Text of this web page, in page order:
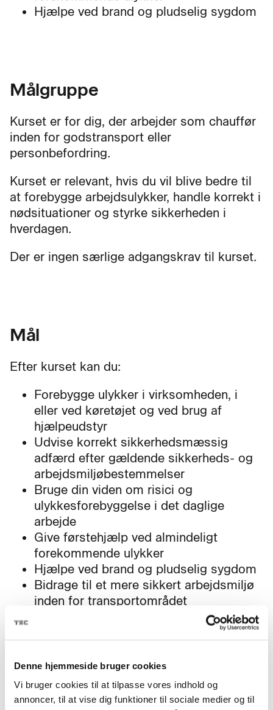
Denne hjemmeside bruger cookies
Vi bruger cookies til at tilpasse vores indhold og
annoncer, til at vise dig funktioner til sociale medier og til
Hjælpe ved brand og pludselig sygdom
Målgruppe
Kurset er for dig, der arbejder som chauffør
inden for godstransport eller
personbefordring.
Kurset er relevant, hvis du vil blive bedre til
at forebygge arbejdsulykker, handle korrekt i
nødsituationer og styrke sikkerheden i
hverdagen.
Der er ingen særlige adgangskrav til kurset.
Mål
Efter kurset kan du:
Forebygge ulykker i virksomheden, i
eller ved køretøjet og ved brug af
hjælpeudstyr
Udvise korrekt sikkerhedsmæssig
adfærd efter gældende sikkerheds- og
arbejdsmiljøbestemmelser
Bruge din viden om risici og
ulykkesforebyggelse i det daglige
arbejde
Give førstehjælp ved almindeligt
forekommende ulykker
Hjælpe ved brand og pludselig sygdom
Bidrage til et mere sikkert arbejdsmiljø
inden for transportområdet
Fag til kurset